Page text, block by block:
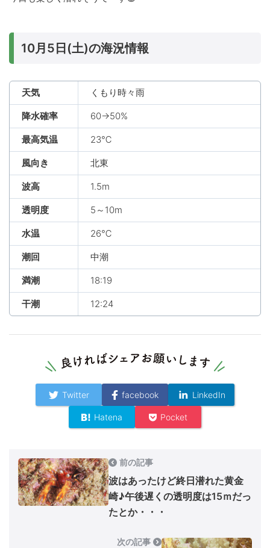
10月5日(土)の海況情報
天気 くもり時々雨
降水確率 60→50%
最高気温 23℃
風向き 北東
波高 1.5m
透明度 5～10m
水温 26℃
潮回 中潮
満潮 18:19
干潮 12:24
Twitter facebook LinkedIn
Hatena Pocket
前の記事
波はあったけど終日潜れた黄金
崎♪午後遅くの透明度は15ｍだっ
たとか・・・
次の記事